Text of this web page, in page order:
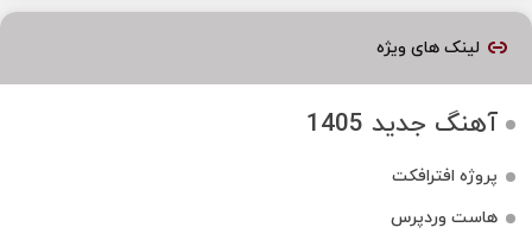
لینک های ویژه
آهنگ جدید 1405
پروژه افترافکت
هاست وردپرس